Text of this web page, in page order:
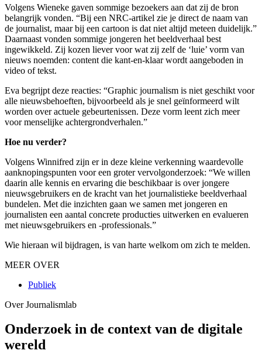
Volgens Wieneke gaven sommige bezoekers aan dat zij de bron
belangrijk vonden. “Bij een NRC-artikel zie je direct de naam van
de journalist, maar bij een cartoon is dat niet altijd meteen duidelijk.”
Daarnaast vonden sommige jongeren het beeldverhaal best
ingewikkeld. Zij kozen liever voor wat zij zelf de ‘luie’ vorm van
nieuws noemden: content die kant-en-klaar wordt aangeboden in
video of tekst.
Eva begrijpt deze reacties: “Graphic journalism is niet geschikt voor
alle nieuwsbehoeften, bijvoorbeeld als je snel geïnformeerd wilt
worden over actuele gebeurtenissen. Deze vorm leent zich meer
voor menselijke achtergrondverhalen.”
Hoe nu verder?
Volgens Winnifred zijn er in deze kleine verkenning waardevolle
aanknopingspunten voor een groter vervolgonderzoek: “We willen
daarin alle kennis en ervaring die beschikbaar is over jongere
nieuwsgebruikers en de kracht van het journalistieke beeldverhaal
bundelen. Met die inzichten gaan we samen met jongeren en
journalisten een aantal concrete producties uitwerken en evalueren
met nieuwsgebruikers en -professionals.”
Wie hieraan wil bijdragen, is van harte welkom om zich te melden.
MEER OVER
Publiek
Over Journalismlab
Onderzoek in de context van de digitale
wereld